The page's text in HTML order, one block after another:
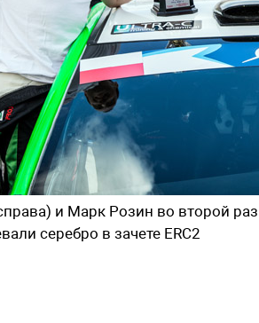
и Марк Розин во второй раз
серебро в зачете ERC2